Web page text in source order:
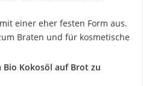
einer eher festen Form aus.
Braten und für kosmetische
Bio Kokosöl auf Brot zu